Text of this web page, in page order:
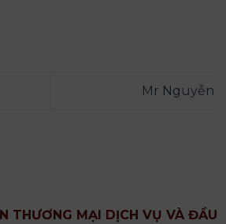
Mr Nguyễn
THƯƠNG MẠI DỊCH VỤ VÀ ĐẦU